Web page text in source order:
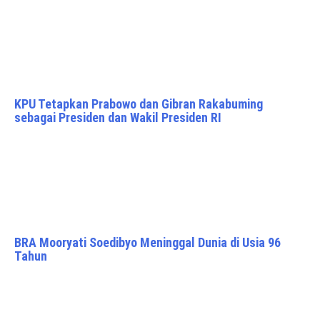
KPU Tetapkan Prabowo dan Gibran Rakabuming
sebagai Presiden dan Wakil Presiden RI
BRA Mooryati Soedibyo Meninggal Dunia di Usia 96
Tahun